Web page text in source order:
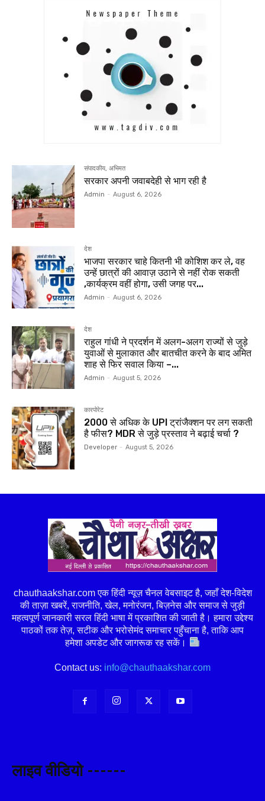
संपादकीय, अभिमत
सरकार अपनी जवाबदेही से भाग रही है
Admin - August 6, 2026
देश
भाजपा सरकार चाहे कितनी भी कोशिश कर ले, वह
उन्हें छात्रों की आवाज़ उठाने से नहीं रोक सकती
,कार्यक्रम वहीं होगा, उसी जगह पर...
Admin - August 6, 2026
देश
राहुल गांधी ने प्रदर्शन में अलग-अलग राज्यों से जुड़े
युवाओं से मुलाकात और बातचीत करने के बाद अमित
शाह से फिर सवाल किया –...
Admin - August 5, 2026
कारपोरेट
₹2000 से अधिक के UPI ट्रांजैक्शन पर लग सकती
है फीस? MDR से जुड़े प्रस्ताव ने बढ़ाई चर्चा ?
Developer - August 5, 2026
chauthaakshar.com एक हिंदी न्यूज़ चैनल वेबसाइट है, जहाँ देश-विदेश
की ताज़ा खबरें, राजनीति, खेल, मनोरंजन, बिज़नेस और समाज से जुड़ी
महत्वपूर्ण जानकारी सरल हिंदी भाषा में प्रकाशित की जाती है। हमारा उद्देश्य
पाठकों तक तेज़, सटीक और भरोसेमंद समाचार पहुँचाना है, ताकि आप
हमेशा अपडेट और जागरूक रह सकें।
Contact us: info@chauthaakshar.com
लाइव वीडियो ------